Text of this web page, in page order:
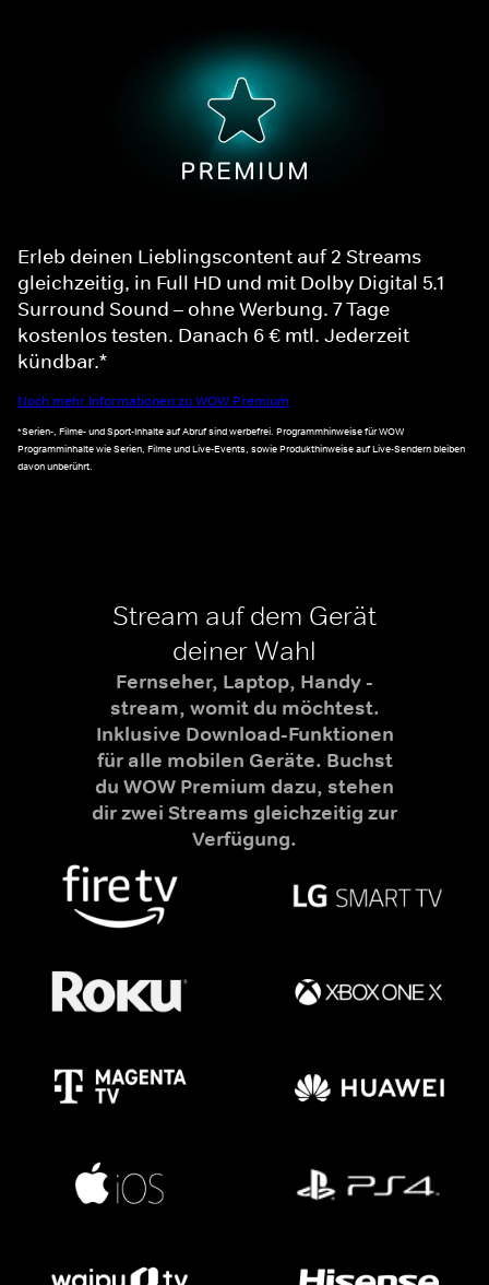
Erleb deinen Lieblingscontent auf 2 Streams
gleichzeitig, in Full HD und mit Dolby Digital 5.1
Surround Sound – ohne Werbung. 7 Tage
kostenlos testen. Danach 6 € mtl. Jederzeit
kündbar.*
Noch mehr Informationen zu WOW Premium
*Serien-, Filme- und Sport-Inhalte auf Abruf sind werbefrei. Programmhinweise für WOW
Programminhalte wie Serien, Filme und Live-Events, sowie Produkthinweise auf Live-Sendern bleiben
davon unberührt.
Stream auf dem Gerät
deiner Wahl
Fernseher, Laptop, Handy -
stream, womit du möchtest.
Inklusive Download-Funktionen
für alle mobilen Geräte. Buchst
du WOW Premium dazu, stehen
dir zwei Streams gleichzeitig zur
Verfügung.